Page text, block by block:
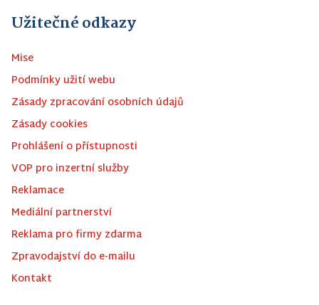
Užitečné odkazy
Mise
Podmínky užití webu
Zásady zpracování osobních údajů
Zásady cookies
Prohlášení o přístupnosti
VOP pro inzertní služby
Reklamace
Mediální partnerství
Reklama pro firmy zdarma
Zpravodajství do e-mailu
Kontakt